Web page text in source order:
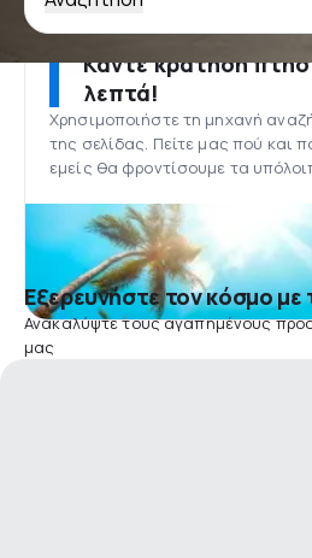
Κάντε κράτηση
λεπτά!
Χρησιμοποιήστε τη μηχανή
της σελίδας. Πείτε μας πού και
εμείς θα φροντίσουμε τα
Εξερευνήστε τον κόσμο
Ανακαλύψτε τους αγαπημένους
μας